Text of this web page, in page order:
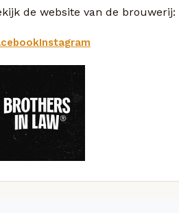
de website van de brouwerij:
Instagram